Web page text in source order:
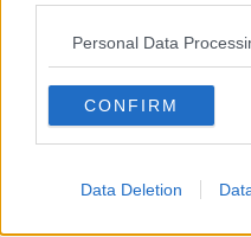
Personal Data
CONFIRM
Data Deletion
Usa di nuovo al centro
L’appuntamento di Israele
La farsa delle elezioni in Siria
In Medioriente non ci sono
Biden chiama ma Netanyahu
Niente di nuovo in Medioriente
Biden nuovo alleato armeno
Mar Mediterraneo cimitero